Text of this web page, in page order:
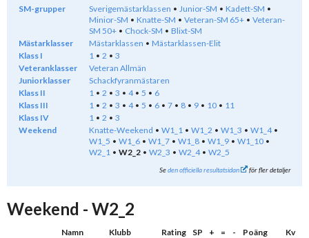
SM-grupper Sverigemästarklassen Junior-SM
Kadett-SM
Minior-SM
Knatte-SM Veteran-SM 65+
Veteran-
SM 50+
Chock-SM
Blixt-SM
Mästarklasser
Mästarklassen
Mästarklassen-Elit
Klass I
1 2
3
Veteranklasser
Veteran Allmän
Juniorklasser
Schackfyranmästaren
Klass II
1 2 3 4 5
6
Klass III
1 2 3 4 5 6 7 8 9 10
11
Klass IV
1 2
3
Weekend
Knatte-Weekend W1_1 W1_2 W1_3
W1_4
W1_5
W1_6 W1_7 W1_8 W1_9
W1_10
W2_1
W2_2 W2_3 W2_4 W2_5
Seden officiella resultatsidan för fler detaljer
Weekend - W2_2
Namn Klubb Rating SP + = - Poäng
Kv